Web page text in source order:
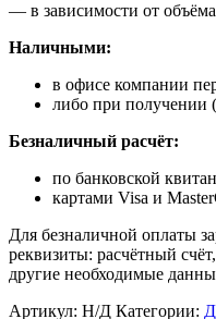
— в зависимости от объёма
Наличными:
в офисе компании
либо при получении
Безналичный расчёт:
по банковской
картами Visa и
Для безналичной оплаты
реквизиты: расчётный
другие необходимые
Артикул: Н/Д Категории: